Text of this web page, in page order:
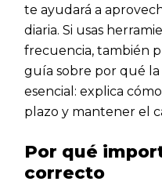
te ayudará a
diaria. Si usas
frecuencia, también
guía sobre por qué
esencial: explica
plazo y mantener el
Por qué
correcto